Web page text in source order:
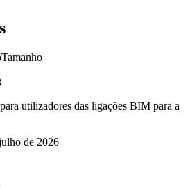
Tamanho
utilizadores das ligações BIM para a
de 2026